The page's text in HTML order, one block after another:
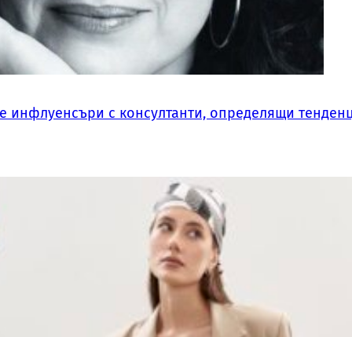
инфлуенсъри с консултанти, определящи